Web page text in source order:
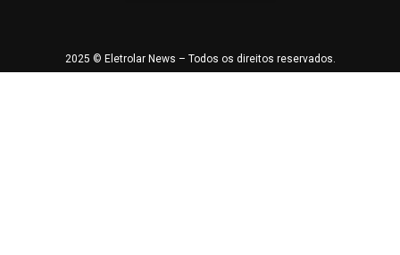
2025 © Eletrolar News – Todos os direitos reservados.